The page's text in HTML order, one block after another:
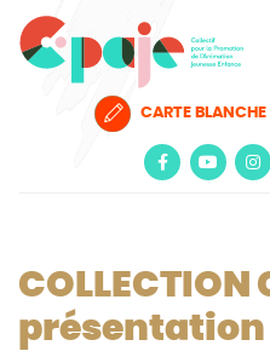
CARTE BLANCHE
COLLECTION
présentation